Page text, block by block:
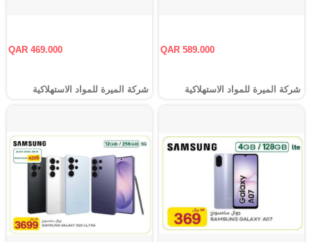
QAR 589.000
شركة الميرة للمواد الاستهلاكية
QAR 469.000
شركة الميرة للمواد الاستهلاكية